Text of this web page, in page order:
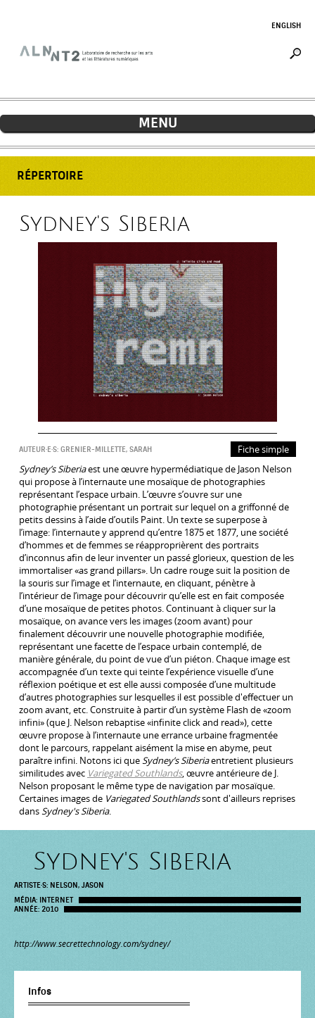
ENGLISH
RÉPERTOIRE
Sydney's Siberia
AUTEUR·E·S: GRENIER-MILLETTE, SARAH
Fiche simple
Sydney’s Siberiaest une œuvre hypermédiatique de Jason Nelson
qui propose à l’internaute une mosaïque de photographies
représentant l’espace urbain. L’œuvre s’ouvre sur une
photographie présentant un portrait sur lequel on a griffonné de
petits dessins à l’aide d’outils Paint. Un texte se superpose à
l’image: l’internaute y apprend qu’entre 1875 et 1877, une société
d’hommes et de femmes se réapproprièrent des portraits
d’inconnus afin de leur inventer un passé glorieux, question de les
immortaliser «as grand pillars». Un cadre rouge suit la position de
la souris sur l’image et l’internaute, en cliquant, pénètre à
l’intérieur de l’image pour découvrir qu’elle est en fait composée
d’une mosaïque de petites photos. Continuant à cliquer sur la
mosaïque, on avance vers les images (zoom avant) pour
finalement découvrir une nouvelle photographie modifiée,
représentant une facette de l’espace urbain contemplé, de
manière générale, du point de vue d’un piéton. Chaque image est
accompagnée d’un texte qui teinte l’expérience visuelle d’une
réflexion poétique et est elle aussi composée d’une multitude
d’autres photographies sur lesquelles il est possible d'effectuer un
zoom avant, etc. Construite à partir d’un système Flash de «zoom
infini» (que J. Nelson rebaptise «infinite click and read»), cette
œuvre propose à l’internaute une errance urbaine fragmentée
dont le parcours, rappelant aisément la mise en abyme, peut
paraître infini. Notons ici queSydney’s Siberiaentretient plusieurs
similitudes avec Variegated Southlands, œuvre antérieure de J.
Nelson proposant le même type de navigation par mosaïque.
Certaines images de Variegated Southlandssont d'ailleurs reprises
dansSydney's Siberia.
MENU
Sydney's Siberia
ARTISTE·S: NELSON, JASON
MÉDIA: INTERNET
ANNÉE: 2010
http://www.secrettechnology.com/sydney/
Infos